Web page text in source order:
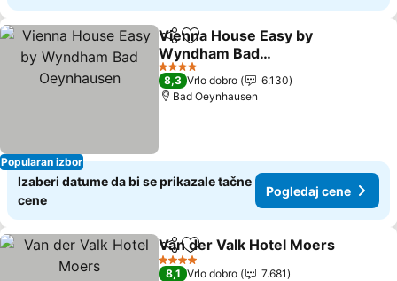
Popularan izbor
Deli Dodati u favorite
Vienna House Easy by
Wyndham Bad
Oeynhausen
Pogledaj cene
4 Zvezdice
8,3 Vrlo dobro
6.130
Bad Oeynhausen
Izaberi datume da bi se prikazale tačne
cene
Pogledaj cene
Deli Dodati u favorite
Van der Valk Hotel Moers
4 Zvezdice
8,1 Vrlo dobro
7.681